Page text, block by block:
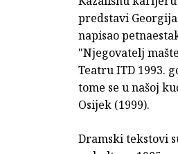
predstavi
napisao
"Njegovatelj
Teatru ITD 1993.
tome se u našoj
Osijek (1999).
Dramski tekstovi